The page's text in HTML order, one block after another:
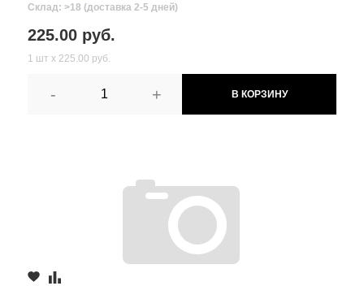
Склад: >18 (доставка 2-5 дней)
225.00 руб.
1 шт х 225.00 руб.
- + В КОРЗИНУ